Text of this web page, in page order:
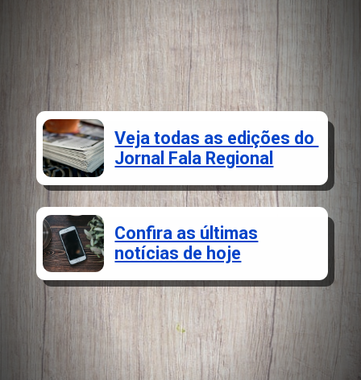
Veja todas as edições do
Jornal Fala Regional
Confira as últimas
notícias de hoje